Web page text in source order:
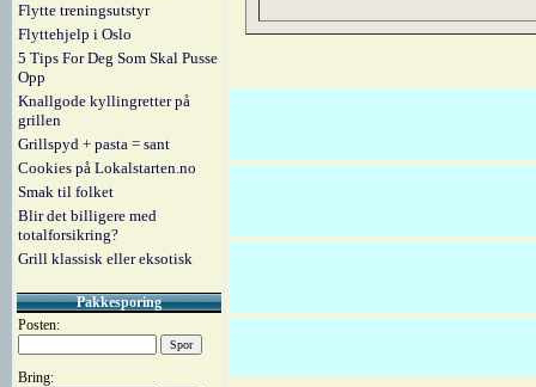
Flytte treningsutstyr
Flyttehjelp i Oslo
5 Tips For Deg Som Skal Pusse
Opp
Knallgode kyllingretter på
grillen
Grillspyd + pasta = sant
Cookies på Lokalstarten.no
Smak til folket
Blir det billigere med
totalforsikring?
Grill klassisk eller eksotisk
Pakkesporing
Posten:
Bring: